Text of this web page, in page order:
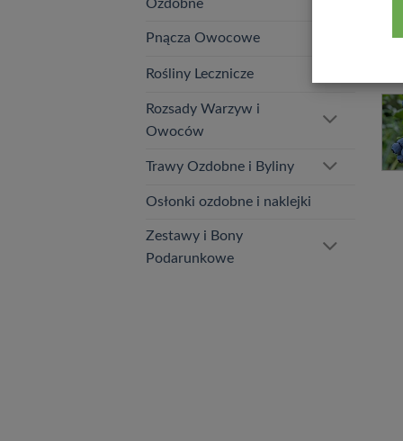
Ozdobne
Pnącza Owocowe
Rośliny Lecznicze
Rozsady Warzyw i
Owoców
Trawy Ozdobne i Byliny
Osłonki ozdobne i naklejki
Zestawy i Bony
Podarunkowe